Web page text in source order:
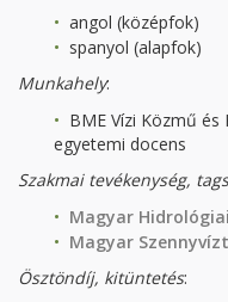
angol (középfok)
spanyol (alapfok)
Munkahely:
BME Vízi Közmű
egyetemi docens
Szakmai tevékenység,
Magyar
Magyar
Ösztöndíj, kitüntetés: